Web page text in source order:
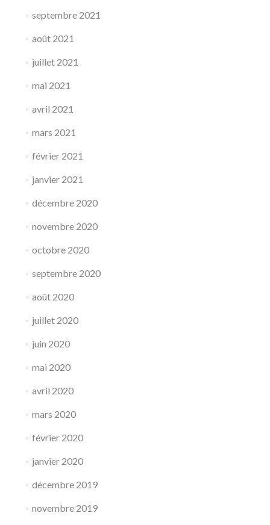
septembre 2021
août 2021
juillet 2021
mai 2021
avril 2021
mars 2021
février 2021
janvier 2021
décembre 2020
novembre 2020
octobre 2020
septembre 2020
août 2020
juillet 2020
juin 2020
mai 2020
avril 2020
mars 2020
février 2020
janvier 2020
décembre 2019
novembre 2019